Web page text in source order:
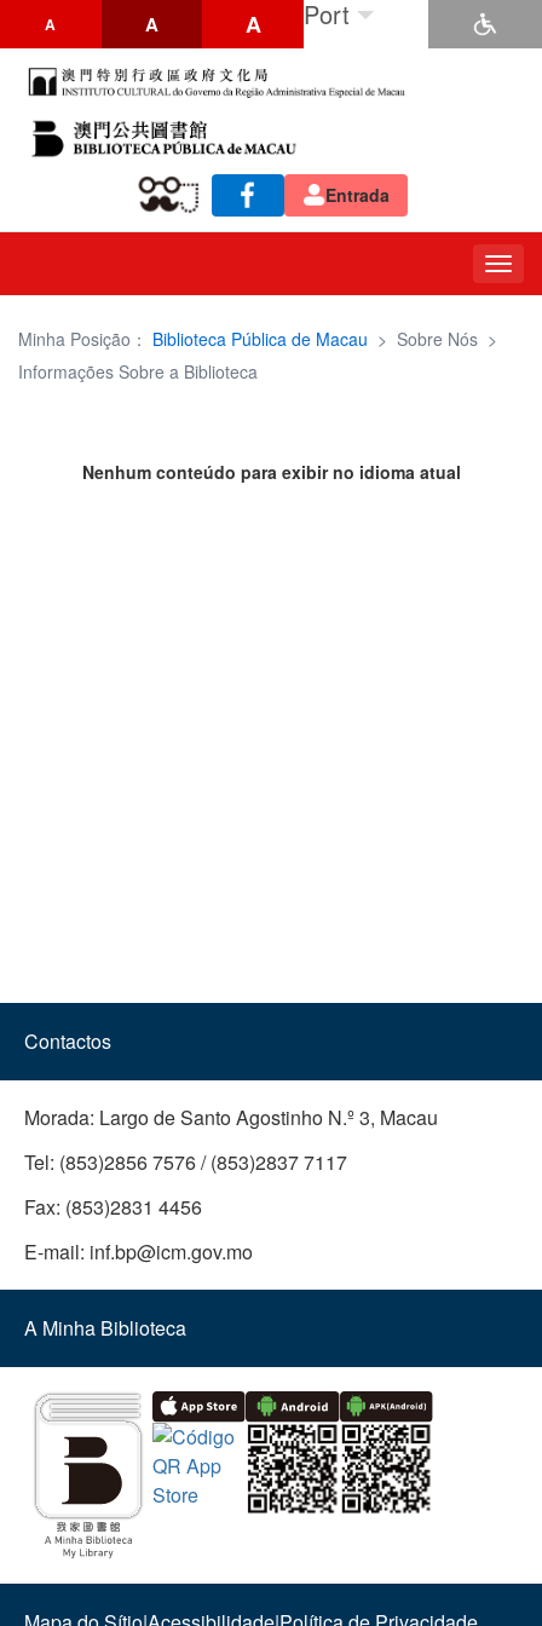
A A A Port
Entrada
Minha Posição： Biblioteca Pública de Macau > Sobre Nós >
Informações Sobre a Biblioteca
Nenhum conteúdo para exibir no idioma atual
Contactos
Morada: Largo de Santo Agostinho N.º 3, Macau
Tel: (853)2856 7576 / (853)2837 7117
Fax: (853)2831 4456
E-mail: inf.bp@icm.gov.mo
A Minha Biblioteca